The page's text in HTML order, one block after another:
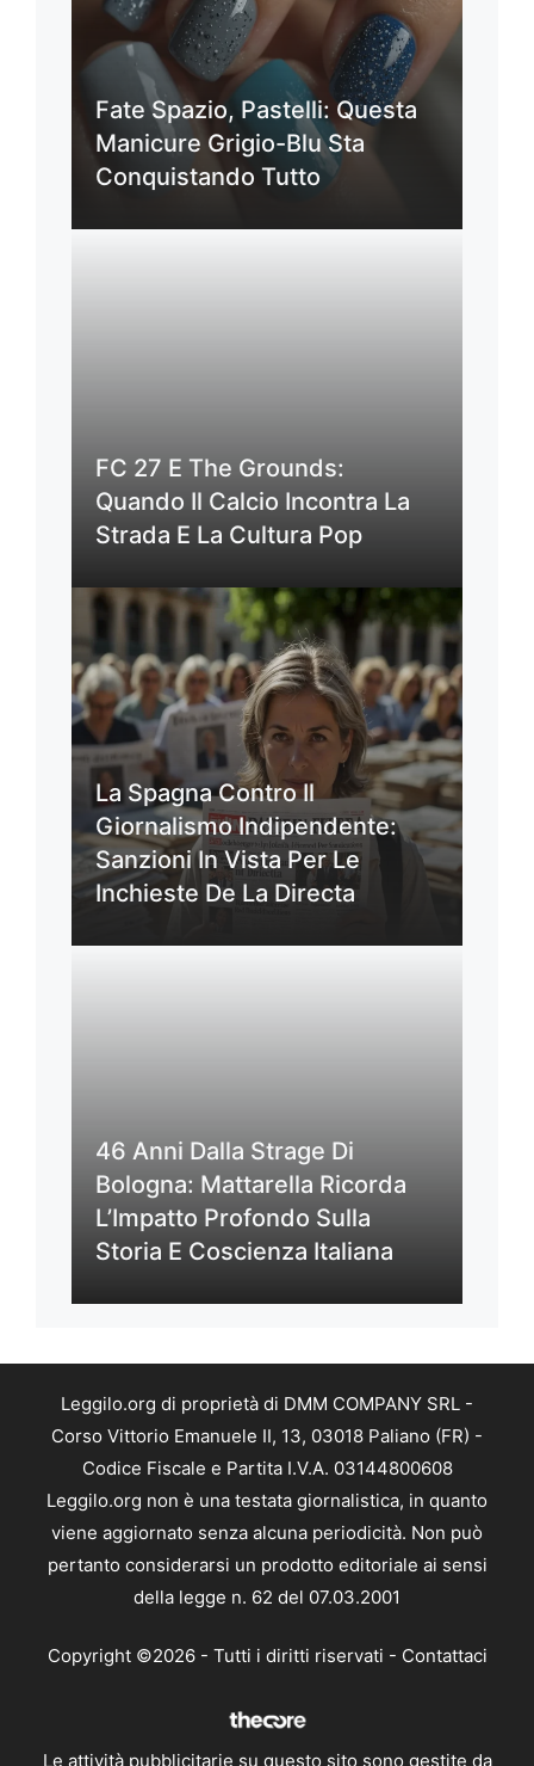
Fate Spazio, Pastelli: Questa
Manicure Grigio-Blu Sta
Conquistando Tutto
FC 27 E The Grounds:
Quando Il Calcio Incontra La
Strada E La Cultura Pop
La Spagna Contro Il
Giornalismo Indipendente:
Sanzioni In Vista Per Le
Inchieste De La Directa
46 Anni Dalla Strage Di
Bologna: Mattarella Ricorda
L’Impatto Profondo Sulla
Storia E Coscienza Italiana
Leggilo.org di proprietà di DMM COMPANY SRL -
Corso Vittorio Emanuele II, 13, 03018 Paliano (FR) -
Codice Fiscale e Partita I.V.A. 03144800608
Leggilo.org non è una testata giornalistica, in quanto
viene aggiornato senza alcuna periodicità. Non può
pertanto considerarsi un prodotto editoriale ai sensi
della legge n. 62 del 07.03.2001
Copyright ©2026 - Tutti i diritti riservati - Contattaci
Le attività pubblicitarie su questo sito sono gestite da